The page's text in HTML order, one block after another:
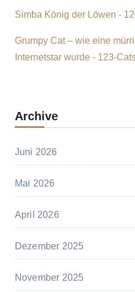
Simba König der Löwen -
Grumpy Cat – wie eine
Internetstar wurde - 123-
Archive
Juni 2026
Mai 2026
April 2026
Dezember 2025
November 2025